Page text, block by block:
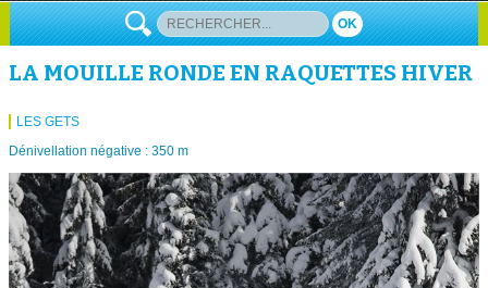
OK
LA MOUILLE RONDE EN RAQUETTES HIVER
LES GETS
Dénivellation négative : 350 m